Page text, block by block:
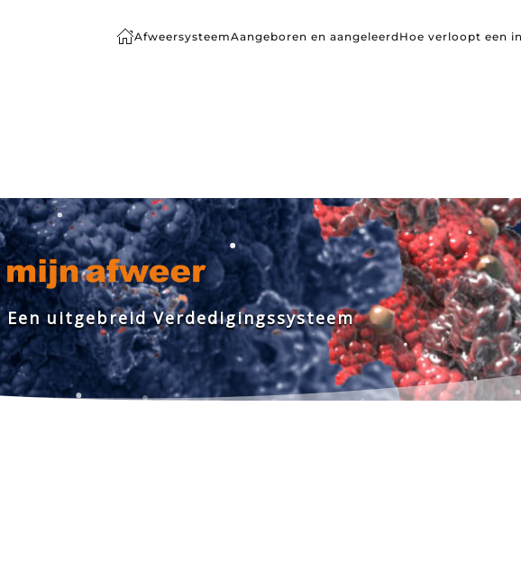
AfweersysteemAangeboren en aangeleerd Hoe verloopt een
Een uitgebreid Verdedigingssysteem